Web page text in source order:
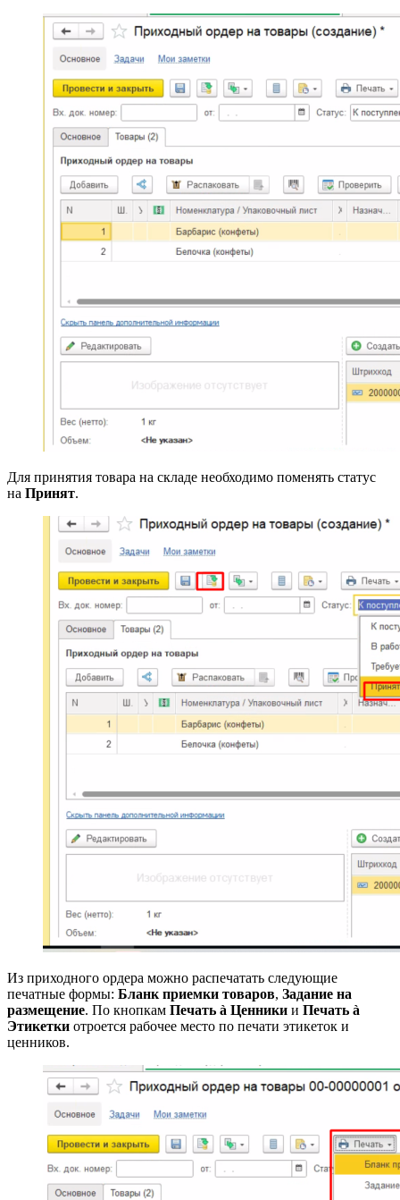
Для принятия товара на складе необходимо поменять статус
на Принят.
Из приходного ордера можно распечатать следующие
печатные формы: Бланк приемки товаров, Задание на
размещение. По кнопкам Печать à Ценники и Печать à
Этикетки отроется рабочее место по печати этикеток и
ценников.